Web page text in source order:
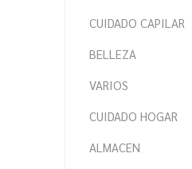
CUIDADO CAPILAR
BELLEZA
VARIOS
CUIDADO HOGAR
ALMACEN